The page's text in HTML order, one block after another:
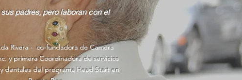
padres, pero laboran con el
Rivera - co-fundadora de Camera
y primera Coordinadora de servicios
dentales del programa Head Start en